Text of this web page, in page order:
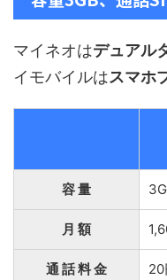
マイネオはデュアル
イモバイルはスマホ
容 量
月 額
通 話 料 金